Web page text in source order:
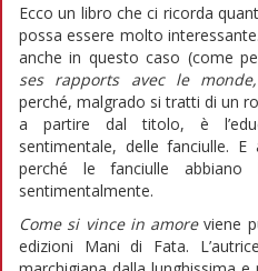
Ecco un libro che ci ricorda
possa essere molto
anche in questo caso (come
ses rapports avec le monde,
perché, malgrado si tratti di un
a partire dal titolo, è
sentimentale, delle fanciulle.
perché le fanciulle abbiano
sentimentalmente.
Come si vince in amoreviene
edizioni Mani di Fata.